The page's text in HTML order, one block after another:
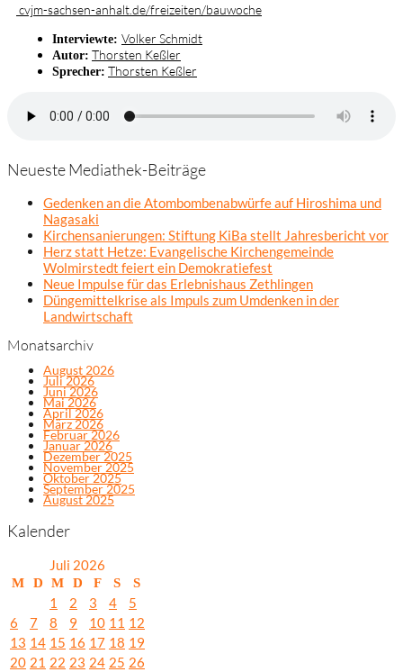
cvjm-sachsen-anhalt.de/freizeiten/bauwoche
Interviewte: Volker Schmidt
Autor: Thorsten Keßler
Sprecher: Thorsten Keßler
Neueste Mediathek-Beiträge
Gedenken an die Atombombenabwürfe auf Hiroshima und
Nagasaki
Kirchensanierungen: Stiftung KiBa stellt Jahresbericht vor
Herz statt Hetze: Evangelische Kirchengemeinde
Wolmirstedt feiert ein Demokratiefest
Neue Impulse für das Erlebnishaus Zethlingen
Düngemittelkrise als Impuls zum Umdenken in der
Landwirtschaft
Monatsarchiv
August 2026
Juli 2026
Juni 2026
Mai 2026
April 2026
März 2026
Februar 2026
Januar 2026
Dezember 2025
November 2025
Oktober 2025
September 2025
August 2025
Kalender
Juli 2026
M D M D F S S
1 2 3 4
5
6
7 8 9 10 11 12
13 14 15 16 17 18 19
20 21 22 23 24 25 26